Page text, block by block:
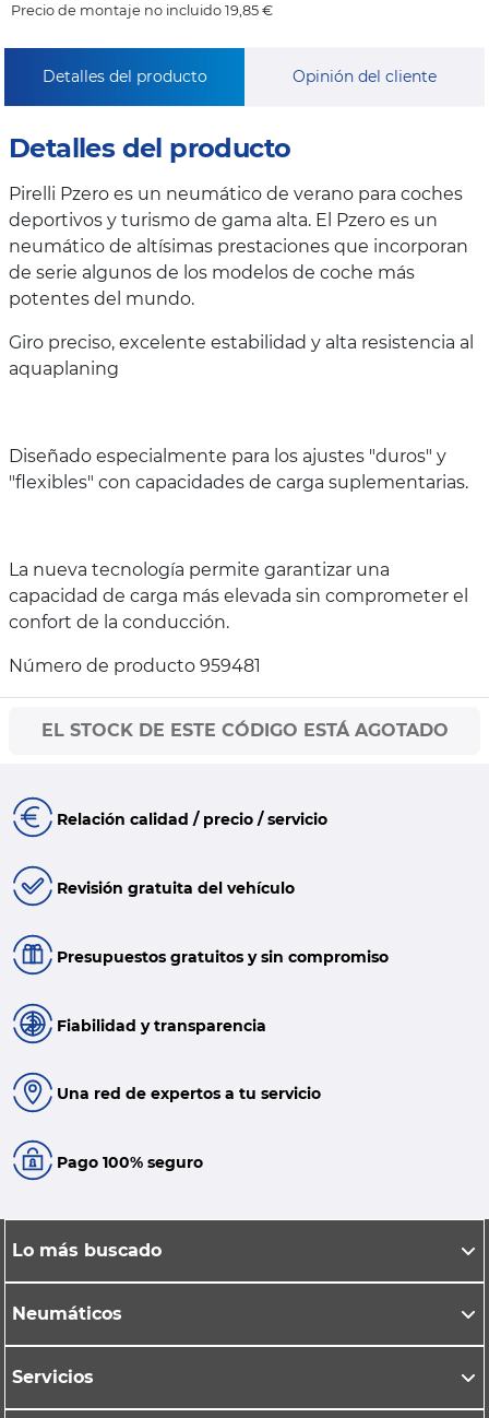
Precio de montaje no incluido 19,85 €
Detalles del producto Opinión del cliente
Detalles del producto
Pirelli Pzero es un neumático de verano para coches
deportivos y turismo de gama alta. El Pzero es un
neumático de altísimas prestaciones que incorporan
de serie algunos de los modelos de coche más
potentes del mundo.
Giro preciso, excelente estabilidad y alta resistencia al
aquaplaning
Diseñado especialmente para los ajustes "duros" y
"flexibles" con capacidades de carga suplementarias.
La nueva tecnología permite garantizar una
capacidad de carga más elevada sin comprometer el
confort de la conducción.
Número de producto 959481
EL STOCK DE ESTE CÓDIGO ESTÁ AGOTADO
Relación calidad / precio / servicio
Revisión gratuita del vehículo
Presupuestos gratuitos y sin compromiso
Fiabilidad y transparencia
Una red de expertos a tu servicio
Pago 100% seguro
Lo más buscado
Neumáticos
Servicios